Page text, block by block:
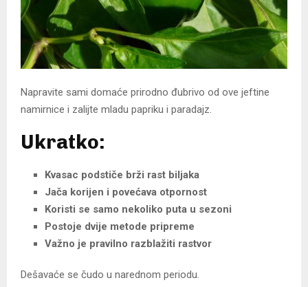
Napravite sami domaće prirodno đubrivo od ove jeftine
namirnice i zalijte mladu papriku i paradajz.
Ukratko:
Kvasac podstiče brži rast biljaka
Jača korijen i povećava otpornost
Koristi se samo nekoliko puta u sezoni
Postoje dvije metode pripreme
Važno je pravilno razblažiti rastvor
Dešavaće se čudo u narednom periodu.